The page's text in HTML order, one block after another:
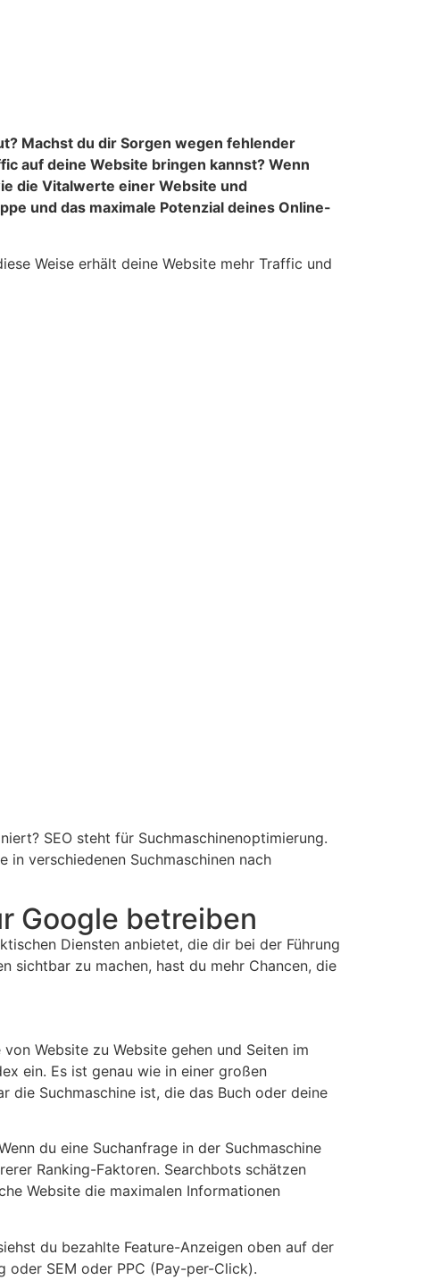
Machst du dir Sorgen wegen fehlender
auf deine Website bringen kannst? Wenn
die Vitalwerte einer Website und
und das maximale Potenzial deines Online-
Weise erhält deine Website mehr Traffic und
SEO steht für Suchmaschinenoptimierung.
in verschiedenen Suchmaschinen nach
Google betreiben
Diensten anbietet, die dir bei der Führung
sichtbar zu machen, hast du mehr Chancen, die
Website zu Website gehen und Seiten im
ein. Es ist genau wie in einer großen
die Suchmaschine ist, die das Buch oder deine
du eine Suchanfrage in der Suchmaschine
Ranking-Faktoren. Searchbots schätzen
Website die maximalen Informationen
du bezahlte Feature-Anzeigen oben auf der
oder SEM oder PPC (Pay-per-Click).